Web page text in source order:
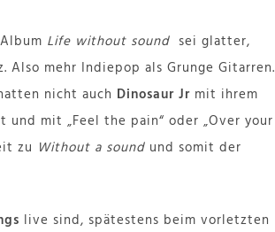
Life without sound sei glatter,
mehr Indiepop als Grunge Gitarren.
nicht auch Dinosaur Jr mit ihrem
mit „Feel the pain“ oder „Over your
zu Without a sound und somit der
live sind, spätestens beim vorletzten